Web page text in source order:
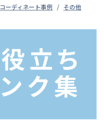
コーディネート事例 その他